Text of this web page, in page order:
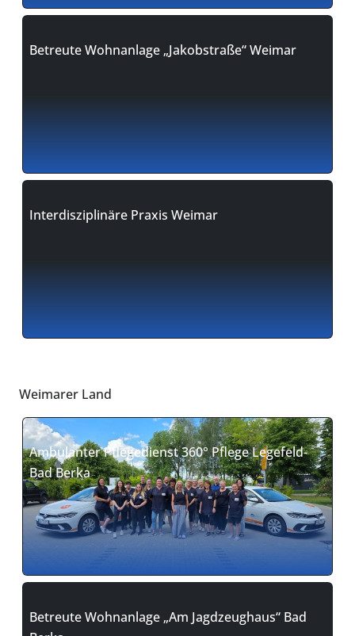
Betreute Wohnanlage „Jakobstraße“ Weimar
Interdisziplinäre Praxis Weimar
Weimarer Land
Ambulanter Pflegedienst 360° Pflege Legefeld-
Bad Berka
Betreute Wohnanlage „Am Jagdzeughaus“ Bad